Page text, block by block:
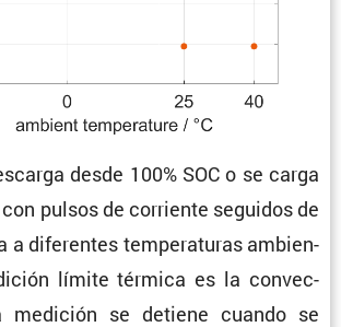
desde 100% SOC o se carga
con pulsos de corriente seguidos de
a diferentes tempe­ra­turas ambien­
límite térmica es la convec­
se detiene cuando se